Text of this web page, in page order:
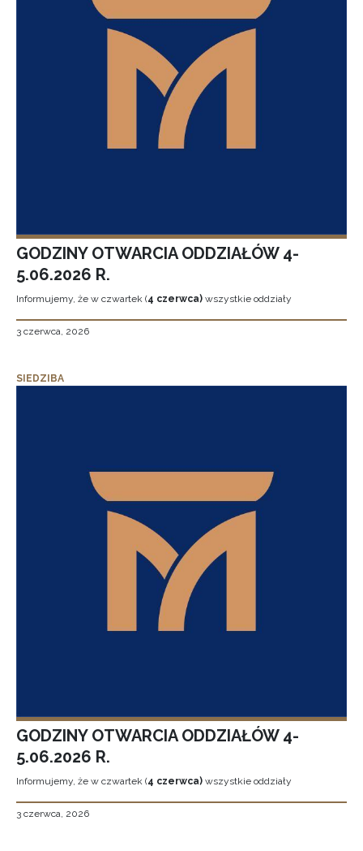
GODZINY OTWARCIA ODDZIAŁÓW 4-
5.06.2026 R.
Informujemy, że w czwartek (4 czerwca) wszystkie oddziały
3 czerwca, 2026
SIEDZIBA
GODZINY OTWARCIA ODDZIAŁÓW 4-
5.06.2026 R.
Informujemy, że w czwartek (4 czerwca) wszystkie oddziały
3 czerwca, 2026